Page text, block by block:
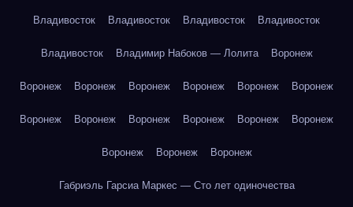
Владивосток Владивосток Владивосток Владивосток
Владивосток Владимир Набоков — Лолита Воронеж
Воронеж Воронеж Воронеж Воронеж Воронеж Воронеж
Воронеж Воронеж Воронеж Воронеж Воронеж Воронеж
Воронеж Воронеж Воронеж
Габриэль Гарсиа Маркес — Сто лет одиночества